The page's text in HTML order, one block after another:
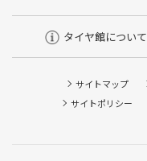
タイヤ館について
サイトマップ
サイトポリシー